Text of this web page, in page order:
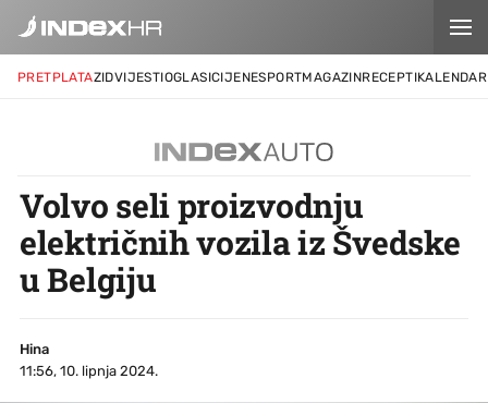
PRETPLATAZIDVIJESTIOGLASICIJENESPORTMAGAZINRECEPTIKALENDAR
Volvo seli proizvodnju
električnih vozila iz Švedske
u Belgiju
Hina
11:56, 10. lipnja 2024.